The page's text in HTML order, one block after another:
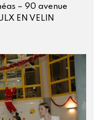
– 90 avenue
EN VELIN